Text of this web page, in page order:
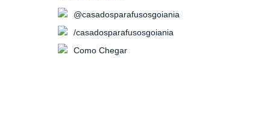
@casadosparafusosgoiania
/casadosparafusosgoiania
Como Chegar